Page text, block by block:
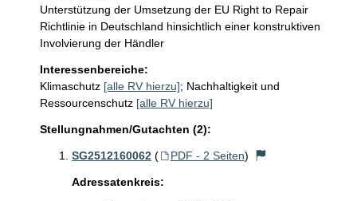
Unterstützung der Umsetzung der EU Right to Repair
Richtlinie in Deutschland hinsichtlich einer konstruktiven
Involvierung der Händler
Interessenbereiche:
Klimaschutz [alle RV hierzu]; Nachhaltigkeit und
Ressourcenschutz [alle RV hierzu]
Stellungnahmen/Gutachten (2):
SG2512160062 ( PDF - 2 Seiten)
Adressatenkreis: